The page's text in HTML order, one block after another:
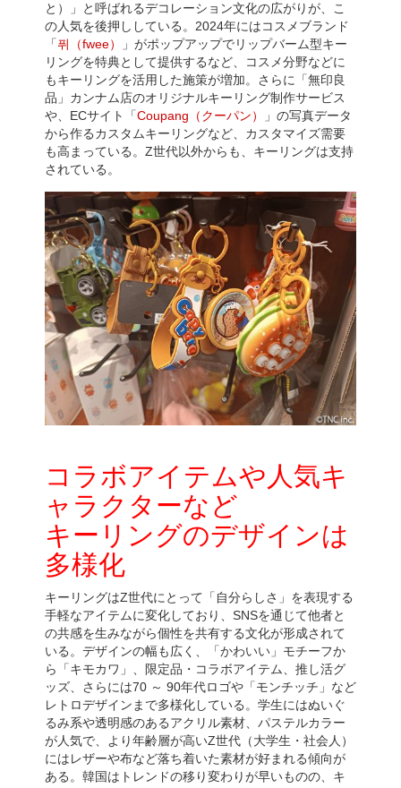
と）」と呼ばれるデコレーション文化の広がりが、こ
の人気を後押ししている。2024年にはコスメブランド
「퓌（fwee）
」がポップアップでリップバーム型キー
リングを特典として提供するなど、コスメ分野などに
もキーリングを活用した施策が増加。さらに「無印良
品」カンナム店のオリジナルキーリング制作サービス
や、ECサイト「Coupang（クーパン）
」の写真データ
から作るカスタムキーリングなど、カスタマイズ需要
も高まっている。Z世代以外からも、キーリングは支持
されている。
コラボアイテムや人気キ
ャラクターなど
キーリングのデザインは
多様化
キーリングはZ世代にとって「自分らしさ」を表現する
手軽なアイテムに変化しており、SNSを通じて他者と
の共感を生みながら個性を共有する文化が形成されて
いる。デザインの幅も広く、「かわいい」モチーフか
ら「キモカワ」、限定品・コラボアイテム、推し活グ
ッズ、さらには70 ～ 90年代ロゴや「モンチッチ」など
レトロデザインまで多様化している。学生にはぬいぐ
るみ系や透明感のあるアクリル素材、パステルカラー
が人気で、より年齢層が高いZ世代（大学生・社会人）
にはレザーや布など落ち着いた素材が好まれる傾向が
ある。韓国はトレンドの移り変わりが早いものの、キ